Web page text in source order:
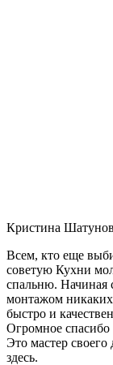
Кристина
Всем, кто еще
советую Кухни
спальню. Начиная
монтажом
быстро и
Огромное
Это мастер своего
здесь.